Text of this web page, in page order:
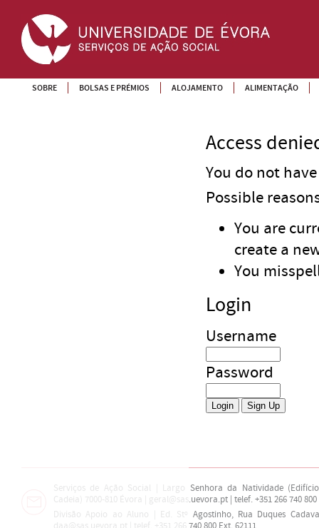
SOBRE BOLSAS E PRÉMIOS ALOJAMENTO ALIMENTAÇÃO
Access
You do not
Possible
You are
create a
You
Login
Username
Password
Serviços de Ação Social | Largo Senhora da Natividade
Cadeia) 7000-810 Évora | geral@sas.uevora.pt | telef. +351 266 740 800
Divisão Apoio ao Aluno | Ed. Stº Agostinho, Rua Duques